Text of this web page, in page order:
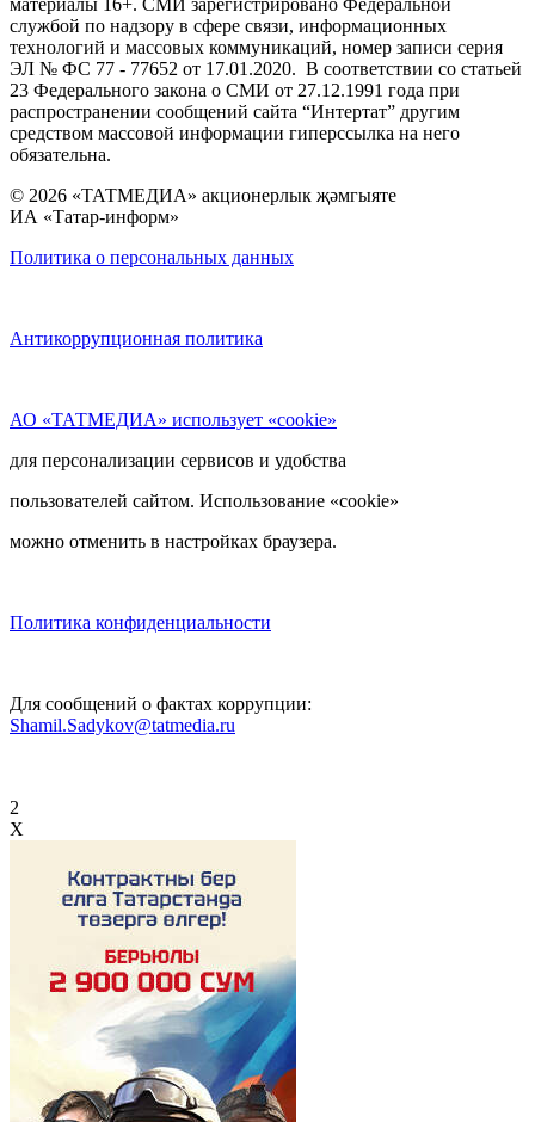
службой по надзору в сфере связи, информационных
технологий и массовых коммуникаций, номер записи серия
ЭЛ № ФС 77 - 77652 от 17.01.2020. В соответствии со статьей
23 Федерального закона о СМИ от 27.12.1991 года при
распространении сообщений сайта “Интертат” другим
средством массовой информации гиперссылка на него
обязательна.
© 2026 «ТАТМЕДИА» акционерлык җәмгыяте
ИА «Татар-информ»
Политика о персональных данных
Антикоррупционная политика
АО «ТАТМЕДИА» использует «cookie»
для персонализации сервисов и удобства
пользователей сайтом. Использование «cookie»
можно отменить в настройках браузера.
Политика конфиденциальности
Для сообщений о фактах коррупции:
Shamil.Sadykov@tatmedia.ru
2
X